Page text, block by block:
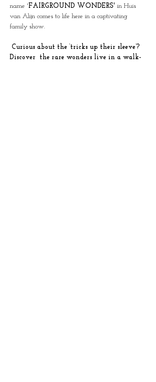
name 'FAIRGROUND WONDERS' in Huis
van Alijn comes to life here in a captivating
family show.
Discover  the rare wonders live in a walk-